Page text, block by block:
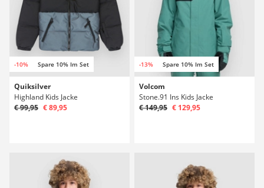
-10% Spare 10% Im Set
Quiksilver
Highland Kids Jacke
€ 99,95 € 89,95
-13% Spare 10% Im Set
Volcom
Stone.91 Ins Kids Jacke
€ 149,95 € 129,95